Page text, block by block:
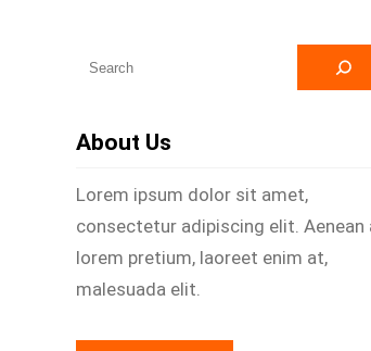
About Us
Lorem ipsum dolor sit amet,
consectetur adipiscing elit. Aenean
lorem pretium, laoreet enim at,
malesuada elit.